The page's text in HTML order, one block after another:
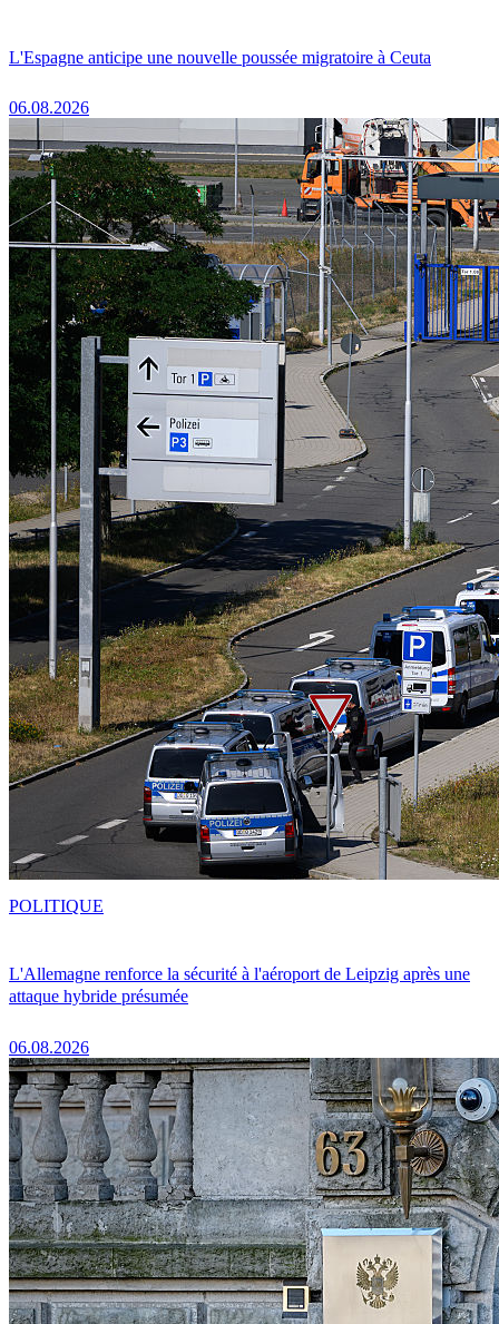
L'Espagne anticipe une nouvelle poussée migratoire à Ceuta
06.08.2026
L'Allemagne renforce la sécurité à l'aéroport de Leipzig après une
attaque hybride présumée
06.08.2026
POLITIQUE